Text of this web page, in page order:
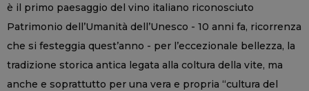
è il primo paesaggio del vino italiano riconosciuto
Patrimonio dell’Umanità dell’Unesco - 10 anni fa, ricorrenza
che si festeggia quest’anno - per l’eccezionale bellezza, la
tradizione storica antica legata alla coltura della vite, ma
anche e soprattutto per una vera e propria “cultura del